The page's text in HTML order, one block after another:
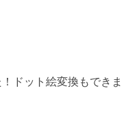
ドット絵変換もできま